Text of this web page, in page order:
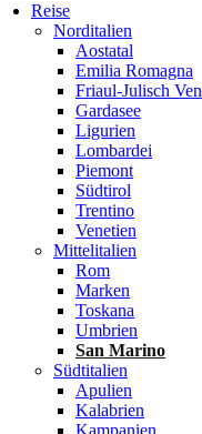
Reise
Norditalien
Aostatal
Emilia Romagna
Friaul-Julisch
Gardasee
Ligurien
Lombardei
Piemont
Südtirol
Trentino
Venetien
Mittelitalien
Rom
Marken
Toskana
Umbrien
San Marino
Südtitalien
Apulien
Kalabrien